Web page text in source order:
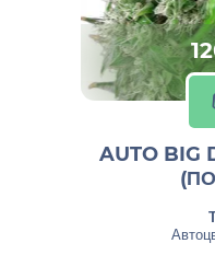
AUTO BIG